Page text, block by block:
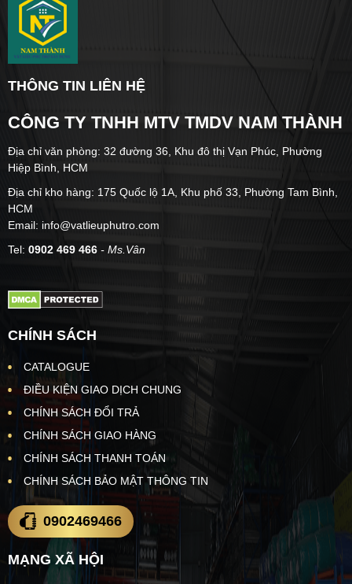
THÔNG TIN LIÊN HỆ
CÔNG TY TNHH MTV TMDV NAM THÀNH
Địa chỉ văn phòng: 32 đường 36, Khu đô thị Vạn Phúc, Phường
Hiệp Bình, HCM
Địa chỉ kho hàng: 175 Quốc lộ 1A, Khu phố 33, Phường Tam Bình,
HCM
Email: info@vatlieuphutro.com
Tel: 0902 469 466 - Ms.Vân
CHÍNH SÁCH
CATALOGUE
ĐIỀU KIỆN GIAO DỊCH CHUNG
CHÍNH SÁCH ĐỔI TRẢ
CHÍNH SÁCH GIAO HÀNG
CHÍNH SÁCH THANH TOÁN
CHÍNH SÁCH BẢO MẬT THÔNG TIN
0902469466
MẠNG XÃ HỘI